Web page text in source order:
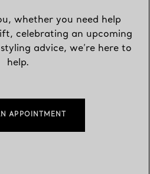
whether you need help
celebrating an upcoming
advice, we’re here to
help.
APPOINTMENT